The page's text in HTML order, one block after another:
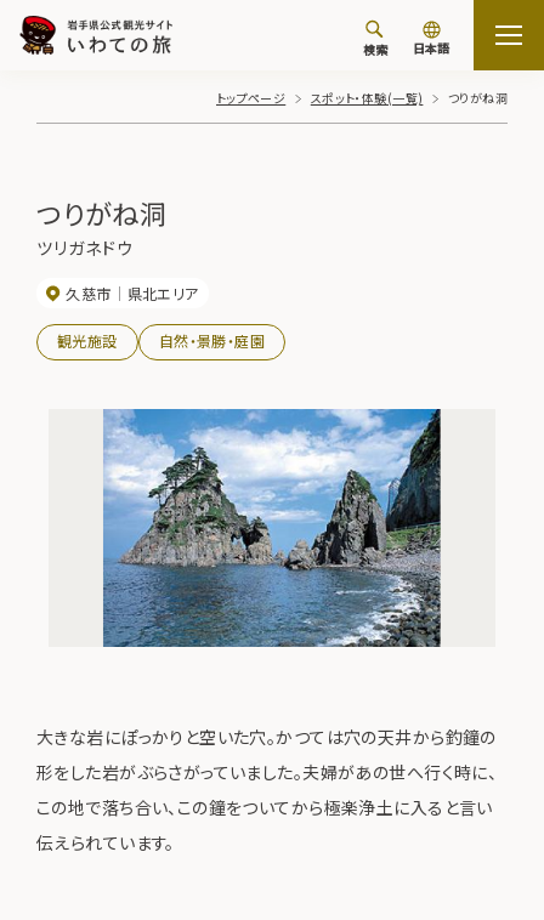
検索 日本語
トップページ スポット・体験(一覧) つりがね洞
つりがね洞
ツリガネドウ
久慈市 県北エリア
観光施設 自然・景勝・庭園
大きな岩にぽっかりと空いた穴。かつては穴の天井から釣鐘の
形をした岩がぶらさがっていました。夫婦があの世へ行く時に、
この地で落ち合い、この鐘をついてから極楽浄土に入ると言い
伝えられています。